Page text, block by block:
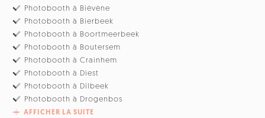
Photobooth à Biévène
Photobooth à Bierbeek
Photobooth à Boortmeerbeek
Photobooth à Boutersem
Photobooth à Crainhem
Photobooth à Diest
Photobooth à Dilbeek
Photobooth à Drogenbos
AFFICHER LA SUITE